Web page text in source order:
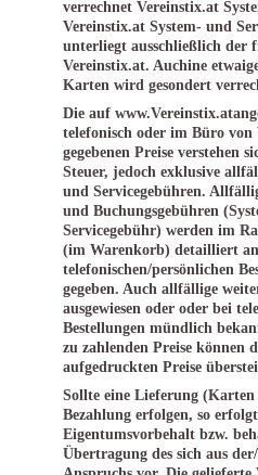
verrechnet Vereinstix.at
Vereinstix.at System- und
unterliegt ausschließlich der
Vereinstix.at. Auchine
Karten wird gesondert
Die auf
telefonisch oder im Büro
gegebenen Preise verstehen
Steuer, jedoch exklusive
und Servicegebühren.
und Buchungsgebühren
Servicegebühr) werden im
(im Warenkorb) detailliert
telefonischen/persönlichen
gegeben. Auch allfällige
ausgewiesen oder oder bei
Bestellungen mündlich
zu zahlenden Preise können
aufgedruckten Preise
Sollte eine Lieferung
Bezahlung erfolgen, so
Eigentumsvorbehalt bzw.
Übertragung des sich aus